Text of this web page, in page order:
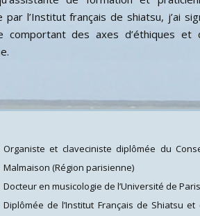
par l’Institut français de shiatsu, j’ai
comportant des axes d’éthiques et
Organiste et claveciniste diplômée du
Malmaison (Région parisienne)
Docteur en musicologie de l’Université de
Diplômée de l’Institut Français de Shiatsu